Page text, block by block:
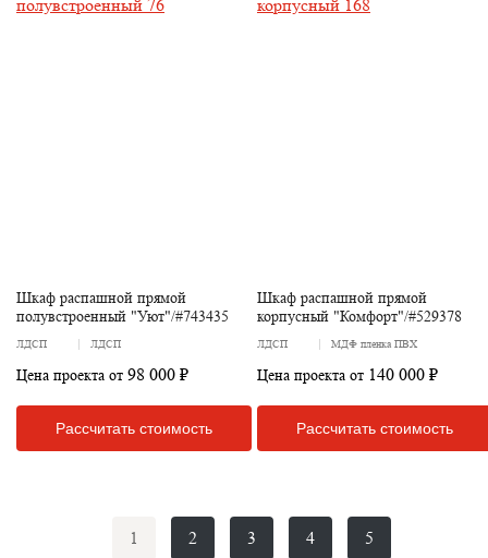
Шкаф распашной прямой
полувстроенный "Уют"/#743435
ЛДСП ЛДСП
Цена проекта от 98 000 ₽
Рассчитать стоимость
Шкаф распашной прямой
корпусный "Комфорт"/#529378
ЛДСП МДФ пленка ПВХ
Цена проекта от 140 000 ₽
Рассчитать стоимость
1 2 3 4 5